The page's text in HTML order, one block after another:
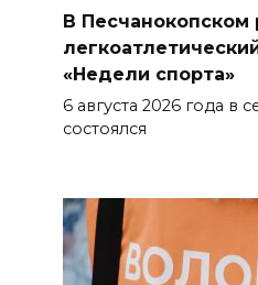
В Ростовской
2000 жителей
осваивают
07 августа 2026 18:38
Бесплатные
тысяч детей: в
области
В
«Недели спорта»
6 августа 2026 года в
состоялся